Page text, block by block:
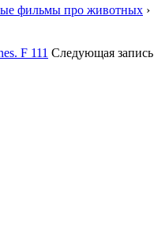
фильмы про животных ›
F 111 Следующая запись